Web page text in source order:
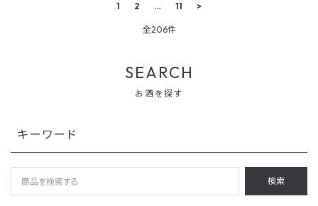
1 2 … 11 >
全206件
SEARCH
お酒を探す
キーワード
検索